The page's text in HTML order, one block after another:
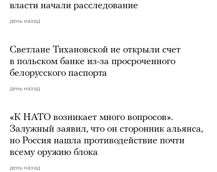
власти начали расследование
день назад
Светлане Тихановской не открыли счет
в польском банке из-за просроченного
белорусского паспорта
день назад
«К НАТО возникает много вопросов».
Залужный заявил, что он сторонник альянса,
но Россия нашла противодействие почти
всему оружию блока
день назад